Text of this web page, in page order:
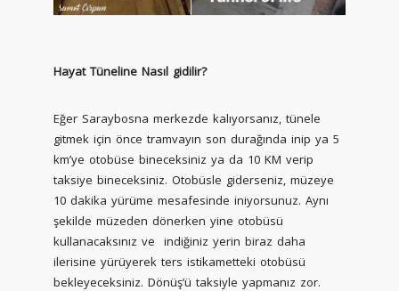
Hayat Tüneline Nasıl gidilir?
Eğer Saraybosna merkezde kalıyorsanız, tünele
gitmek için önce tramvayın son durağında inip ya 5
km’ye otobüse bineceksiniz ya da 10 KM verip
taksiye bineceksiniz. Otobüsle giderseniz, müzeye
10 dakika yürüme mesafesinde iniyorsunuz. Aynı
şekilde müzeden dönerken yine otobüsü
kullanacaksınız ve indiğiniz yerin biraz daha
ilerisine yürüyerek ters istikametteki otobüsü
bekleyeceksiniz. Dönüş’ü taksiyle yapmanız zor.